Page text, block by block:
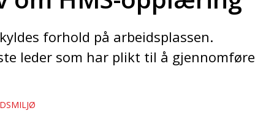
forhold på arbeidsplassen.
leder som har plikt til å gjennomføre